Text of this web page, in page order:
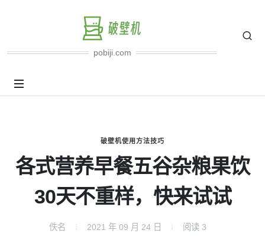
pobiji.com
破壁机使用方法技巧
各式营养早餐五谷杂粮果饮
30天不重样，快来试试
佚名 2021 年 09 月 24 日 阅读 3